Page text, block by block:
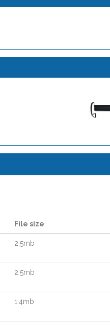
File size
2.5mb
2.5mb
1.4mb